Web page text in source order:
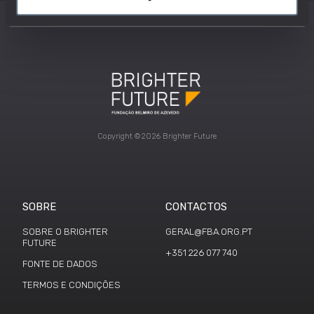
Copyright ©2026 Brighter Future
SOBRE
SOBRE O BRIGHTER
FUTURE
FONTE DE DADOS
TERMOS E CONDIÇÕES
CONTACTOS
GERAL@FBA.ORG.PT
+351 226 077 740